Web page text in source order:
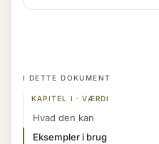
I DETTE DOKUMENT
KAPITEL I · VÆRDI
Hvad den kan
Eksempler i brug